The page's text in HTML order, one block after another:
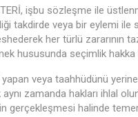
işbu sözleşme ile
takdirde veya bir eylemi ile
her türlü zararının
hususunda seçimlik hakka
yapan veya taahhüdünü
zamanda hakları ihlal
gerçekleşmesi halinde